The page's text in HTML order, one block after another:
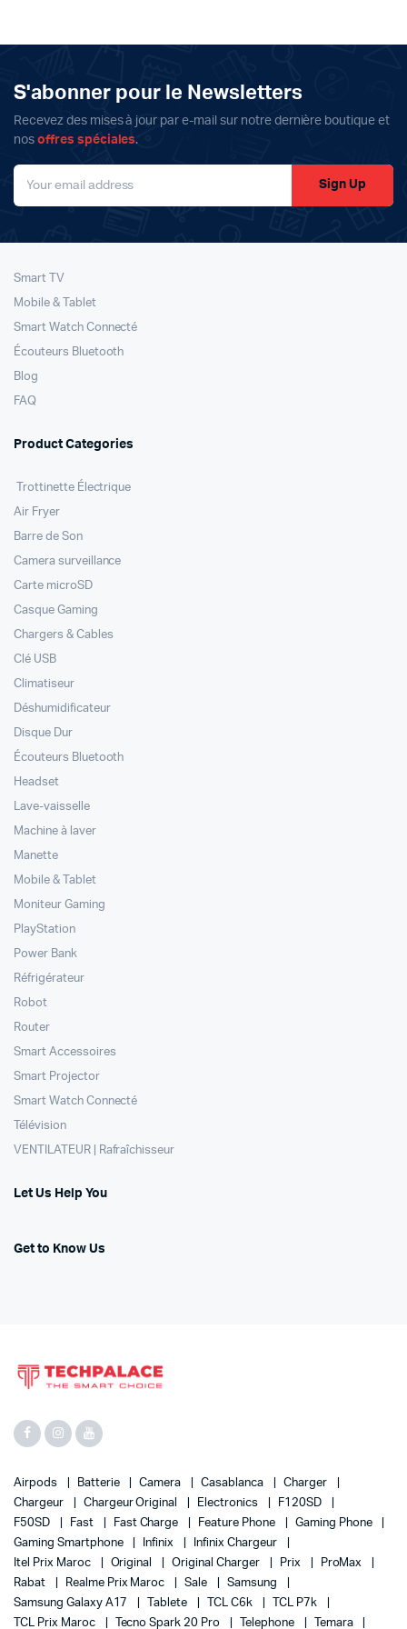
était :
est :
était :
est :
S'abonner pour le Newsletters
Recevez des mises à jour par e-mail sur notre dernière boutique et
nos offres spéciales.
Sign Up
Smart TV
Mobile & Tablet
Smart Watch Connecté
Écouteurs Bluetooth
Blog
FAQ
Product Categories
Trottinette Électrique
Air Fryer
Barre de Son
Camera surveillance
Carte microSD
Casque Gaming
Chargers & Cables
Clé USB
Climatiseur
Déshumidificateur
Disque Dur
Écouteurs Bluetooth
Headset
Lave-vaisselle
Machine à laver
Manette
Mobile & Tablet
Moniteur Gaming
PlayStation
Power Bank
Réfrigérateur
Robot
Router
Smart Accessoires
Smart Projector
Smart Watch Connecté
Télévision
VENTILATEUR | Rafraîchisseur
Let Us Help You
Get to Know Us
Airpods Batterie Camera Casablanca
Charger
Chargeur
Chargeur Original Electronics
F120SD
F50SD
Fast Fast Charge Feature Phone
Gaming Phone
Gaming Smartphone
Infinix
Infinix Chargeur
Itel Prix Maroc
Original Original Charger Prix
ProMax
Rabat
Realme Prix Maroc Sale
Samsung
Samsung Galaxy A17
Tablete TCL C6k
TCL P7k
TCL Prix Maroc
Tecno Spark 20 Pro Telephone Temara